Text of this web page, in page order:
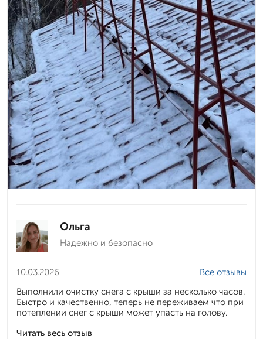
Ольга
Надежно и безопасно
10.03.2026
Читать весь отзыв
Все отзывы
Выполнили очистку снега с крыши за несколько часов.
Быстро и качественно, теперь не переживаем что при
потеплении снег с крыши может упасть на голову.